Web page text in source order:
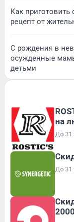
Как
рецепт от
С рождения в
осужденные
детьми
на
До 31
До 31